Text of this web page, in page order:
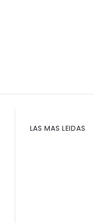
LAS MAS LEIDAS